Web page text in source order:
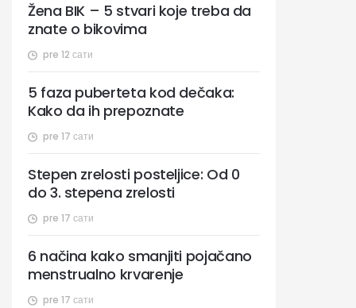
pre 12 сати
Žena BIK – 5 stvari koje treba da
znate o bikovima
pre 17 сати
5 faza puberteta kod dečaka:
Kako da ih prepoznate
pre 17 сати
Stepen zrelosti posteljice: Od 0
do 3. stepena zrelosti
pre 17 сати
6 načina kako smanjiti pojačano
menstrualno krvarenje